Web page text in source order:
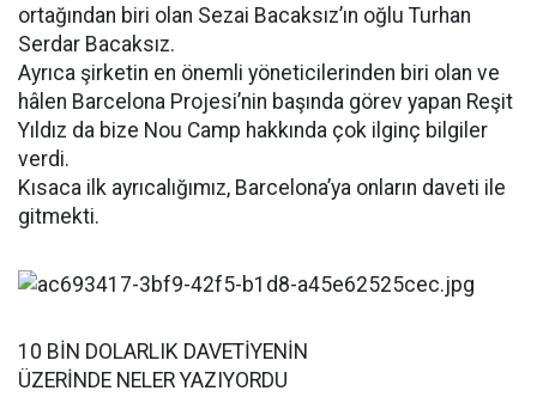
ortağından biri olan Sezai Bacaksız’ın oğlu Turhan
Serdar Bacaksız.
Ayrıca şirketin en önemli yöneticilerinden biri olan ve
hâlen Barcelona Projesi’nin başında görev yapan Reşit
Yıldız da bize Nou Camp hakkında çok ilginç bilgiler
verdi.
Kısaca ilk ayrıcalığımız, Barcelona’ya onların daveti ile
gitmekti.
10 BİN DOLARLIK DAVETİYENİN
ÜZERİNDE NELER YAZIYORDU